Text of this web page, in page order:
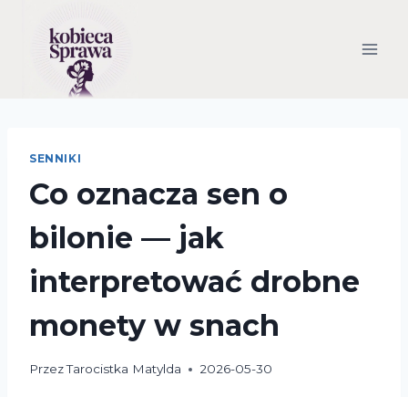
SENNIKI
Co oznacza sen o
bilonie — jak
interpretować drobne
monety w snach
PrzezTarocistka Matylda 2026-05-30